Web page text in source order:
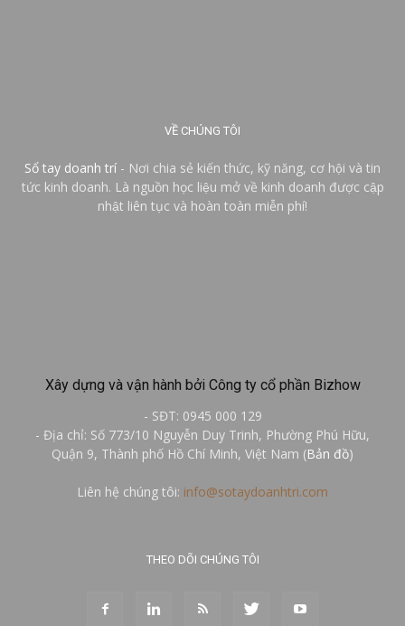
VỀ CHÚNG TÔI
Sổ tay doanh trí - Nơi chia sẻ kiến thức, kỹ năng, cơ hội và tin
tức kinh doanh. Là nguồn học liệu mở về kinh doanh được cập
nhật liên tục và hoàn toàn miễn phí!
Xây dựng và vận hành bởi Công ty cổ phần Bizhow
- SĐT: 0945 000 129
- Địa chỉ: Số 773/10 Nguyễn Duy Trinh, Phường Phú Hữu,
Quận 9, Thành phố Hồ Chí Minh, Việt Nam (Bản đồ)
Liên hệ chúng tôi: info@sotaydoanhtri.com
THEO DÕI CHÚNG TÔI